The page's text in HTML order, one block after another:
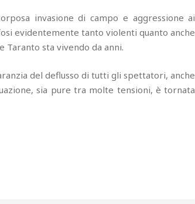
invasione di campo e aggressione ai
evidentemente tanto violenti quanto anche
Taranto sta vivendo da anni.
del deflusso di tutti gli spettatori, anche
sia pure tra molte tensioni, è tornata